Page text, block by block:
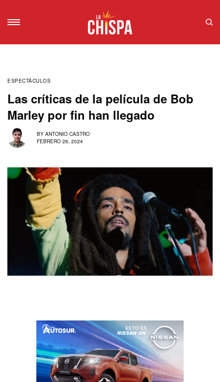
ESPECTÁCULOS
Las críticas de la película de Bob
Marley por fin han llegado
BY ANTONIO CASTRO
FEBRERO 26, 2024